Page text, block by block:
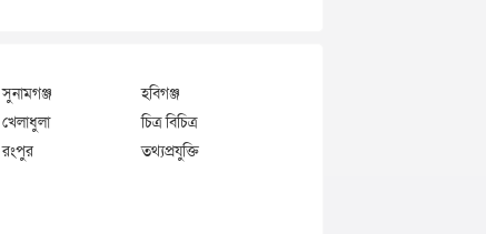
সুনামগঞ্জ
হবিগঞ্জ
খেলাধুলা
চিত্র বিচিত্র
রংপুর
তথ্যপ্রযুক্তি